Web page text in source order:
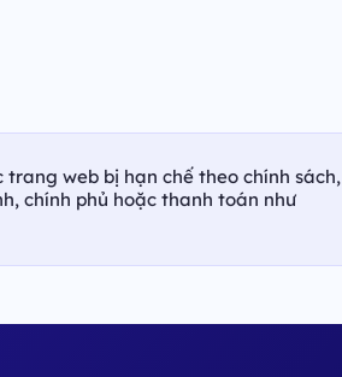
web bị hạn chế theo chính sách,
chính phủ hoặc thanh toán như